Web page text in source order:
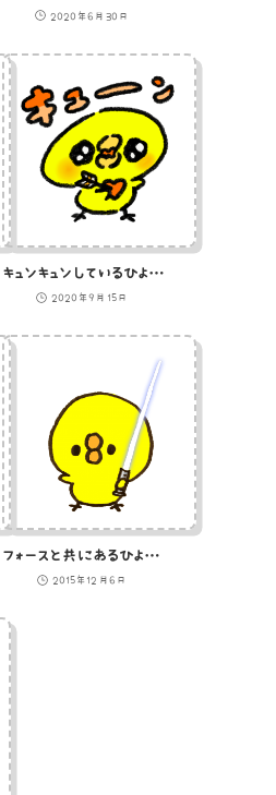
2020年6月30日
キュンキュンしているひよこのイラスト
2020年9月15日
フォースと共にあるひよこのイラスト
2015年12月6日